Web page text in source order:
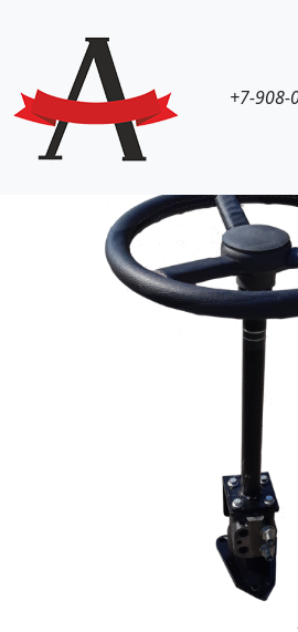
+7-908-
Запчасти и комплектующие